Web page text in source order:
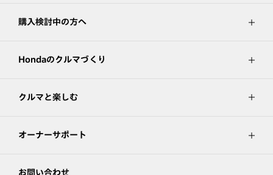
購入検討中の方へ
Hondaのクルマづくり
クルマと楽しむ
オーナーサポート
お問い合わせ